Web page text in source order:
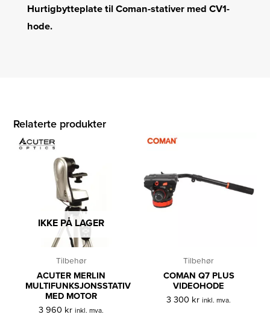
Hurtigbytteplate til Coman-stativer med CV1-
hode.
Relaterte produkter
IKKE PÅ LAGER
Tilbehør
ACUTER MERLIN
MULTIFUNKSJONSSTATIV
MED MOTOR
3 960 kr inkl. mva.
Tilbehør
COMAN Q7 PLUS
VIDEOHODE
3 300 kr inkl. mva.